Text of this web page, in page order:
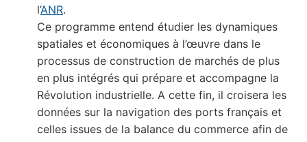
l’ANR.
Ce programme entend étudier les dynamiques
spatiales et économiques à l’œuvre dans le
processus de construction de marchés de plus
en plus intégrés qui prépare et accompagne la
Révolution industrielle. A cette fin, il croisera les
données sur la navigation des ports français et
celles issues de la balance du commerce afin de